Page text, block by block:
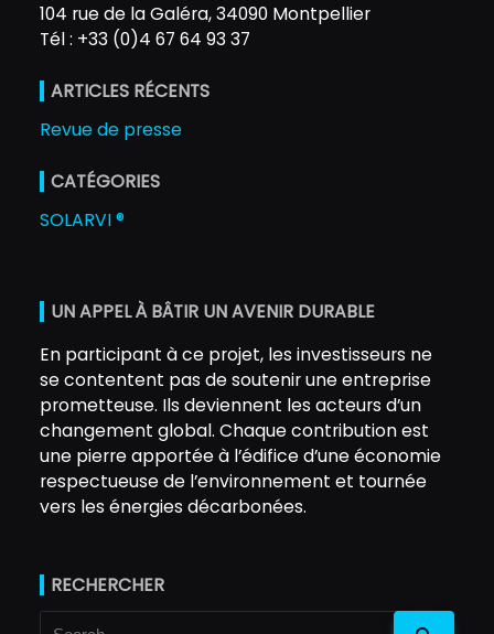
104 rue de la Galéra, 34090 Montpellier
Tél : +33 (0)4 67 64 93 37
ARTICLES RÉCENTS
Revue de presse
CATÉGORIES
SOLARVI ®
UN APPEL À BÂTIR UN AVENIR DURABLE
En participant à ce projet, les investisseurs ne
se contentent pas de soutenir une entreprise
prometteuse. Ils deviennent les acteurs d’un
changement global. Chaque contribution est
une pierre apportée à l’édifice d’une économie
respectueuse de l’environnement et tournée
vers les énergies décarbonées.
RECHERCHER
Search